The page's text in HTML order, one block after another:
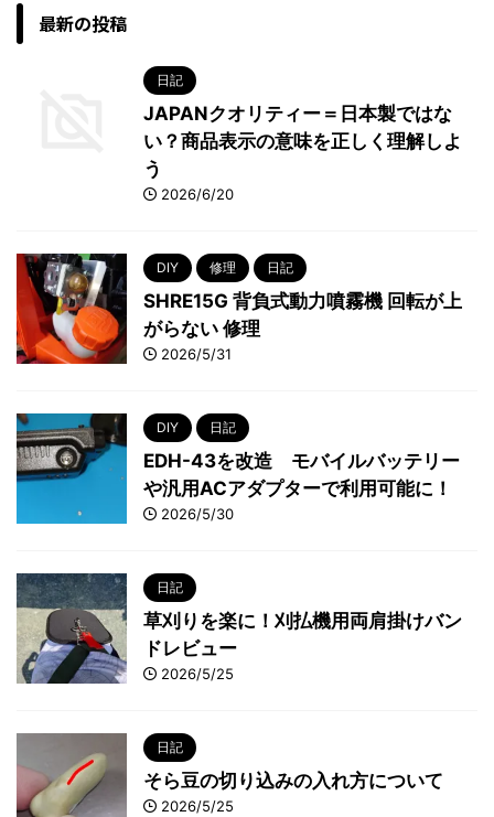
最新の投稿
日記
JAPANクオリティー＝日本製ではな
い？商品表示の意味を正しく理解しよ
う
2026/6/20
DIY 修理 日記
SHRE15G 背負式動力噴霧機 回転が上
がらない 修理
2026/5/31
DIY 日記
EDH-43を改造 モバイルバッテリー
や汎用ACアダプターで利用可能に！
2026/5/30
日記
草刈りを楽に！刈払機用両肩掛けバン
ドレビュー
2026/5/25
日記
そら豆の切り込みの入れ方について
2026/5/25